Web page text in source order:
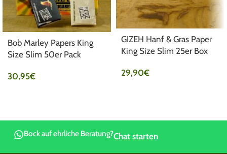
Bob Marley Papers King
Size Slim 50er Pack
30,95€
GIZEH Hanf & Gras Paper
King Size Slim 25er Box
29,90€
Bock auf ehrliche Beratung?Chat starten